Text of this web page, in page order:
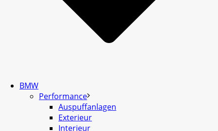
BMW
Performance
Auspuffanlagen
Exterieur
Interieur